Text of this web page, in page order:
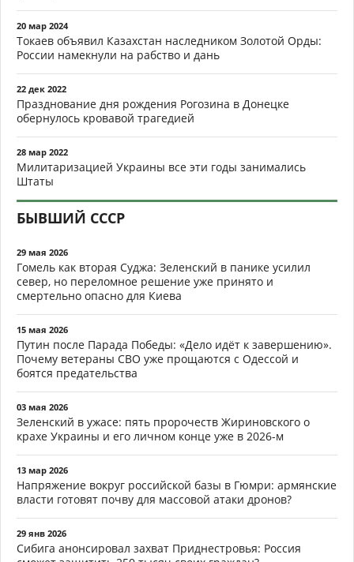
20 мар 2024
Токаев объявил Казахстан наследником Золотой Орды:
России намекнули на рабство и дань
22 дек 2022
Празднование дня рождения Рогозина в Донецке
обернулось кровавой трагедией
28 мар 2022
Милитаризацией Украины все эти годы занимались
Штаты
БЫВШИЙ СССР
29 мая 2026
Гомель как вторая Суджа: Зеленский в панике усилил
север, но переломное решение уже принято и
смертельно опасно для Киева
15 мая 2026
Путин после Парада Победы: «Дело идёт к завершению».
Почему ветераны СВО уже прощаются с Одессой и
боятся предательства
03 мая 2026
Зеленский в ужасе: пять пророчеств Жириновского о
крахе Украины и его личном конце уже в 2026-м
13 мар 2026
Напряжение вокруг российской базы в Гюмри: армянские
власти готовят почву для массовой атаки дронов?
29 янв 2026
Сибига анонсировал захват Приднестровья: Россия